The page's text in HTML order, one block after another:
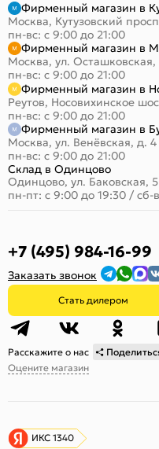
Фирменный магазин в
Москва, Кутузовский
пн-вс: с 9:00 до 21:00
Фирменный магазин в
Москва, ул.
пн-вс: с 9:00 до 21:00
Фирменный магазин в
Реутов, Носовихинское
пн-вс: с 9:00 до 21:00
Фирменный магазин в
Москва, ул. Венёвская, д. 4
пн-вс: с 9:00 до 21:00
Склад в Одинцово
Одинцово, ул. Баковская, 5
пн-пт: с 9:00 до 19:30 / сб-
+7 (495) 984-16-99
Заказать звонок
Стать дилером
Расскажите о нас
Оцените магазин
ИКС 1340